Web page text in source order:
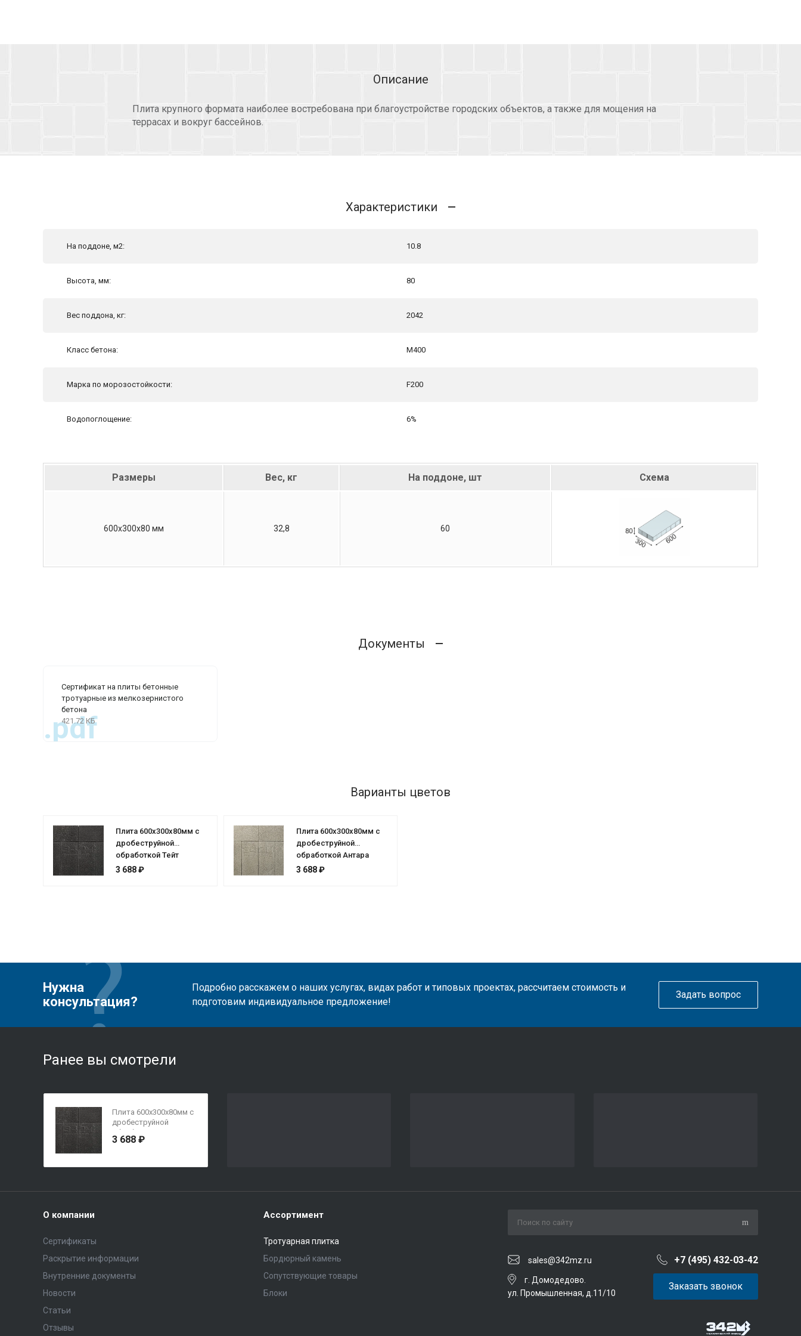
Описание
Плита крупного формата наиболее востребована при благоустройстве городских объектов, а также для мощения на
террасах и вокруг бассейнов.
Характеристики
На поддоне, м2: 10.8
Высота, мм: 80
Вес поддона, кг: 2042
Класс бетона: М400
Марка по морозостойкости: F200
Водопоглощение: 6%
Размеры Вес, кг На поддоне, шт Схема
600х300х80 мм 32,8 60
Документы
Сертификат на плиты бетонные
тротуарные из мелкозернистого
бетона
421.72 КБ
.pdf
Варианты цветов
Плита 600x300x80мм с
дробеструйной
обработкой Тейт
3 688 ₽
Плита 600x300x80мм с
дробеструйной
обработкой Антара
3 688 ₽
Нужна
консультация?
Подробно расскажем о наших услугах, видах работ и типовых проектах, рассчитаем стоимость и
подготовим индивидуальное предложение!
Задать вопрос
Ранее вы смотрели
Плита 600x300x80мм с
дробеструйной
обработкой Тейт
3 688 ₽
О компании
Сертификаты
Раскрытие информации
Внутренние документы
Новости
Статьи
Отзывы
Ассортимент
Тротуарная плитка
Бордюрный камень
Сопутствующие товары
Блоки
sales@342mz.ru +7 (495) 432-03-42
г. Домодедово.
ул. Промышленная, д.11/10
Заказать звонок